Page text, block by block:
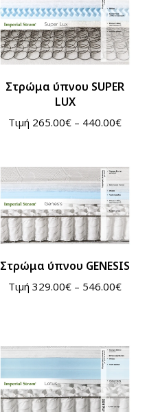
Στρώμα ύπνου SUPER
LUX
Τιμή 265.00€ – 440.00€
Στρώμα ύπνου GENESIS
Τιμή 329.00€ – 546.00€